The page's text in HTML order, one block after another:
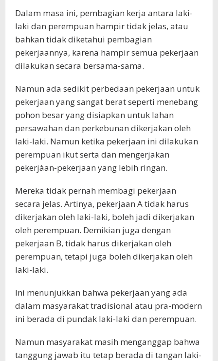
Dalam masa ini, pembagian kerja antara laki-
laki dan perempuan hampir tidak jelas, atau
bahkan tidak diketahui pembagian
pekerjaannya, karena hampir semua pekerjaan
dilakukan secara bersama-sama.
Namun ada sedikit perbedaan pekerjaan untuk
pekerjaan yang sangat berat seperti menebang
pohon besar yang disiapkan untuk lahan
persawahan dan perkebunan dikerjakan oleh
laki-laki. Namun ketika pekerjaan ini dilakukan
perempuan ikut serta dan mengerjakan
pekerjàan-pekerjaan yang lebih ringan.
Mereka tidak pernah membagi pekerjaan
secara jelas. Artinya, pekerjaan A tidak harus
dikerjakan oleh laki-laki, boleh jadi dikerjakan
oleh perempuan. Demikian juga dengan
pekerjaan B, tidak harus dikerjakan oleh
perempuan, tetapi juga boleh dikerjakan oleh
laki-laki.
Ini menunjukkan bahwa pekerjaan yang ada
dalam masyarakat tradisional atau pra-modern
ini berada di pundak laki-laki dan perempuan.
Namun masyarakat masih menganggap bahwa
tanggung jawab itu tetap berada di tangan laki-